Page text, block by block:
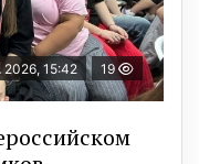
15:42 19